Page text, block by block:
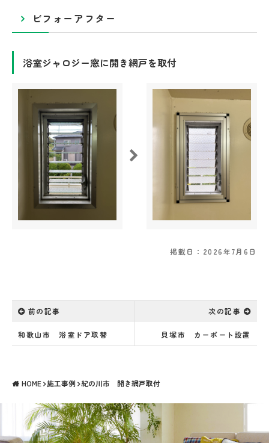
ビフォーアフター
浴室ジャロジー窓に開き網戸を取付
掲載日：2026年7月6日
前の記事
和歌山市 浴室ドア取替
次の記事
貝塚市 カーポート設置
HOME 施工事例 紀の川市 開き網戸取付